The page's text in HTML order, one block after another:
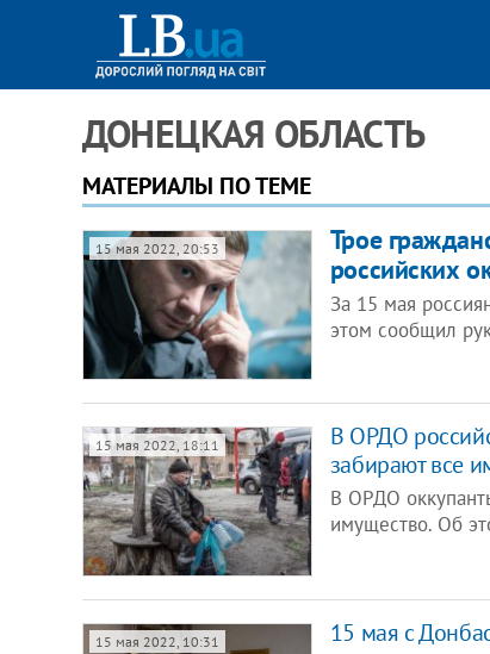
ДОНЕЦКАЯ ОБЛАСТЬ
МАТЕРИАЛЫ ПО ТЕМЕ
15 мая 2022, 20:53
Трое
российских
За 15 мая
этом сообщил
15 мая 2022, 18:11
В ОРДО
забирают все
В ОРДО
имущество. Об
15 мая 2022, 10:31 15 мая с